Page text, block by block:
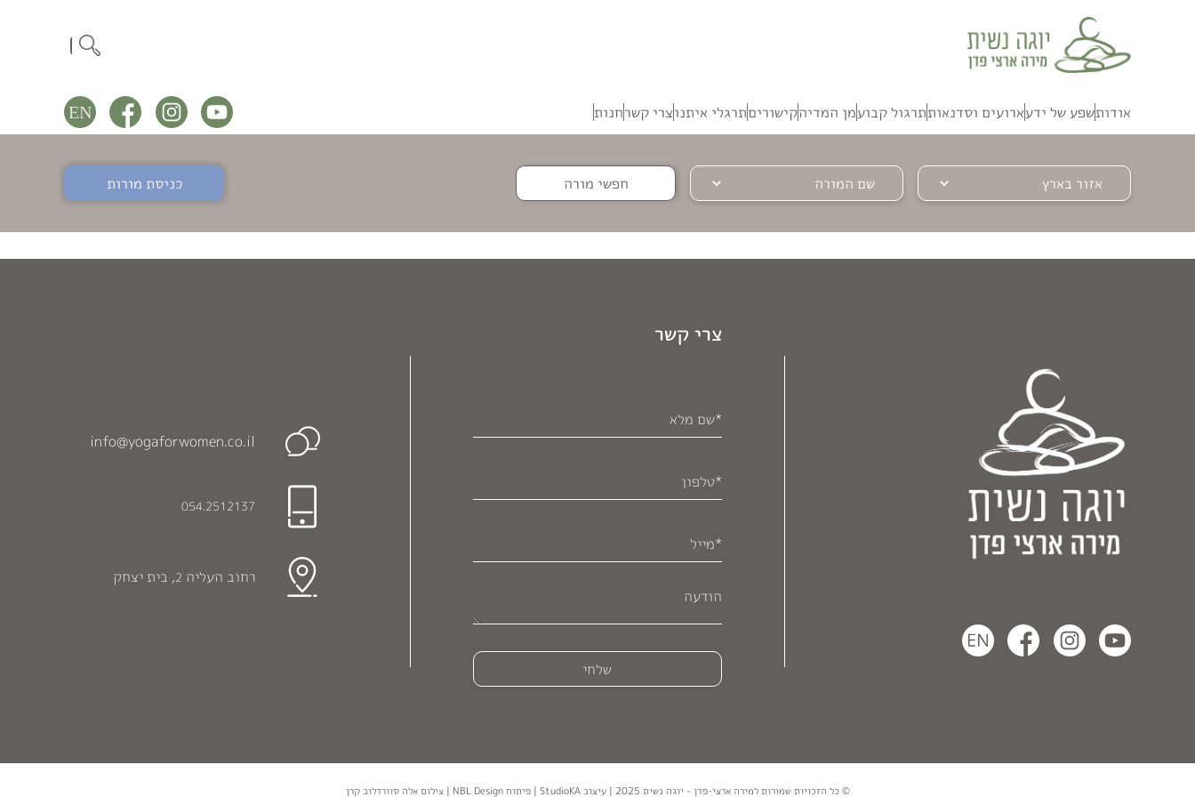
אודותשפע של ידעארועים וסדנאותתרגול קבועמן המדיהקישוריםתרגלי איתנוצרי קשרחנות
חפשי מורה כניסת מורות
צרי קשר
info@yogaforwomen.co.il
054.2512137
רחוב העליה 2, בית יצחק
© כל הזכויות שמורות למירה ארצי-פדן - יוגה נשית 2025 | עיצוב StudioKA | פיתוח NBL Design | צילום אלה סוורדלוב קרן